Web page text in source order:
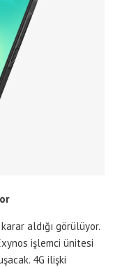
aldığı görülüyor.
işlemci ünitesi
4G ilişki